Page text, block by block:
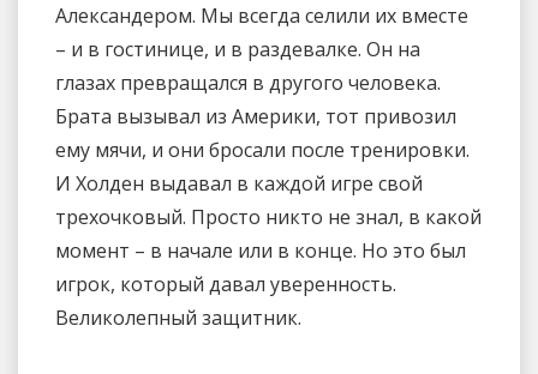
Александером. Мы всегда селили их вместе
– и в гостинице, и в раздевалке. Он на
глазах превращался в другого человека.
Брата вызывал из Америки, тот привозил
ему мячи, и они бросали после тренировки.
И Холден выдавал в каждой игре свой
трехочковый. Просто никто не знал, в какой
момент – в начале или в конце. Но это был
игрок, который давал уверенность.
Великолепный защитник.